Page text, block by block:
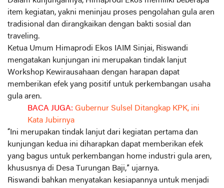
item kegiatan, yakni meninjau proses pengolahan gula aren
tradisional dan dirangkaikan dengan bakti sosial dan
traveling.
Ketua Umum Himaprodi Ekos IAIM Sinjai, Riswandi
mengatakan kunjungan ini merupakan tindak lanjut
Workshop Kewirausahaan dengan harapan dapat
memberikan efek yang positif untuk perkembangan usaha
gula aren.
BACA JUGA: Gubernur Sulsel Ditangkap KPK, ini
Kata Jubirnya
“Ini merupakan tindak lanjut dari kegiatan pertama dan
kunjungan kedua ini diharapkan dapat memberikan efek
yang bagus untuk perkembangan home industri gula aren,
khususnya di Desa Turungan Baji,” ujarnya.
Riswandi bahkan menyatakan kesiapannya untuk menjadi